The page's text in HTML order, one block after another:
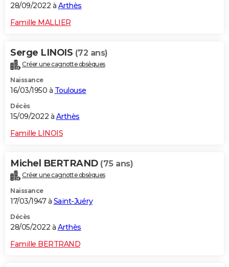
28/09/2022 à Arthès
Famille MALLIER
Serge LINOIS (72 ans)
Créer une cagnotte obsèques
Naissance
16/03/1950 à Toulouse
Décès
15/09/2022 à Arthès
Famille LINOIS
Michel BERTRAND (75 ans)
Créer une cagnotte obsèques
Naissance
17/03/1947 à Saint-Juéry
Décès
28/05/2022 à Arthès
Famille BERTRAND